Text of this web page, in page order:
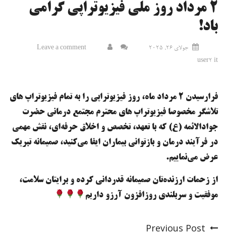
2 مرداد روز ملی فیزیوتراپی گرامی
باد!
جولای 26, 2025
Leave a comment
user2 it
فرارسیدن ۲ مرداد ماه، روز فیزیوتراپی را به تمام فیزیوتراپ های
تلاشگر مخصوصا فیزیوتراپ های محترم مجتمع درمانی حضرت
جوادالائمه (ع) که با تعهد، تخصص و اخلاق حرفه‌ای، نقش مهمی
در فرآیند درمان و بازتوانی بیماران ایفا می‌کنید، صمیمانه تبریک
عرض می‌نماییم.
از زحمات ارزنده‌تان صمیمانه قدردانی کرده و برایتان سلامت،
موفقیت و سربلندی روزافزون آرزو داریم
Previous Post